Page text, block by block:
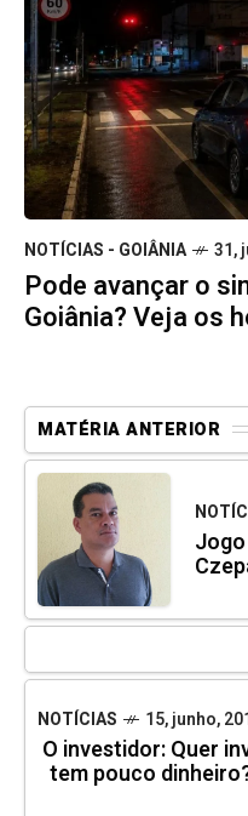
NOTÍCIAS - GOIÂNIA 31,
Pode avançar o
Goiânia? Veja os
MATÉRIA ANTERIOR
NOTÍCIAS 15, junho,
O investidor: Quer
tem pouco